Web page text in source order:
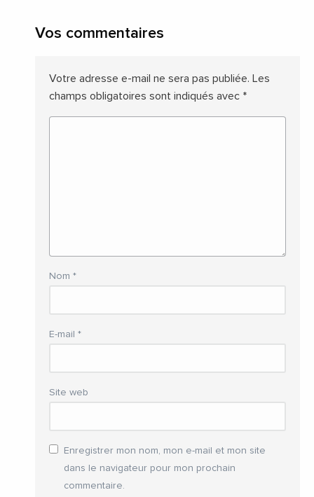
Vos commentaires
Votre adresse e-mail ne sera pas publiée. Les
champs obligatoires sont indiqués avec *
Nom *
E-mail *
Site web
Enregistrer mon nom, mon e-mail et mon site
dans le navigateur pour mon prochain
commentaire.